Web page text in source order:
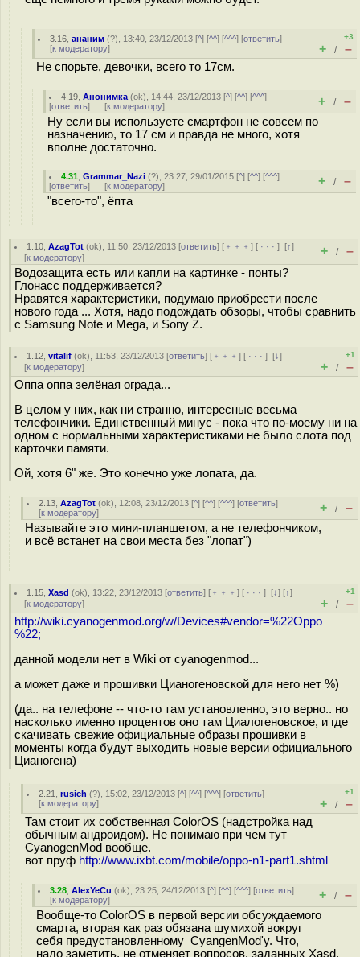
3.16 ,ананим (?), 13:40, 23/12/2013 [^] [^^] [^^^] [ответить]
[к модератору]
+3
+ / –
Не спорьте, девочки, всего то 17см.
4.19 ,Анонимка (ok), 14:44, 23/12/2013 [^] [^^] [^^^]
[ответить] [к модератору] + / –
Ну если вы используете смартфон не совсем по
назначению, то 17 см и правда не много, хотя
вполне достаточно.
4.31 ,Grammar_Nazi (?), 23:27, 29/01/2015 [^] [^^] [^^^]
[ответить] [к модератору] + / –
"всего-то", ёпта
1.10 ,AzagTot (ok), 11:50, 23/12/2013 [ответить] [ ﹢﹢﹢] [ · · ·][↑]
[к модератору] + / –
Водозащита есть или капли на картинке - понты?
Глонасс поддерживается?
Нравятся характеристики, подумаю приобрести после
нового года ... Хотя, надо подождать обзоры, чтобы сравнить
с Samsung Note и Mega, и Sony Z.
1.12 ,vitalif (ok), 11:53, 23/12/2013 [ответить] [ ﹢﹢﹢] [ · · ·][↓]
[к модератору]
+1
+ / –
Оппа оппа зелёная ограда...
В целом у них, как ни странно, интересные весьма
телефончики. Единственный минус - пока что по-моему ни на
одном с нормальными характеристиками не было слота под
карточки памяти.
Ой, хотя 6" же. Это конечно уже лопата, да.
2.13 ,AzagTot (ok), 12:08, 23/12/2013 [^] [^^] [^^^] [ответить]
[к модератору] + / –
Называйте это мини-планшетом, а не телефончиком,
и всё встанет на свои места без "лопат")
1.15 ,Xasd (ok), 13:22, 23/12/2013 [ответить] [ ﹢﹢﹢] [ · · ·][↓] [↑]
[к модератору]
+1
+ / –
http://wiki.cyanogenmod.org/w/Devices#vendor=%22Oppo
%22;
данной модели нет в Wiki от cyanogenmod...
а может даже и прошивки Цианогеновской для него нет %)
(да.. на телефоне -- что-то там установленно, это верно.. но
насколько именно процентов оно там Циалогеновское, и где
скачивать свежие официальные образы прошивки в
моменты когда будут выходить новые версии официального
Цианогена)
2.21 ,rusich (?), 15:02, 23/12/2013 [^] [^^] [^^^] [ответить]
[к модератору]
+1
+ / –
Там стоит их собственная ColorOS (надстройка над
обычным андроидом). Не понимаю при чем тут
CyanogenMod вообще.
вот пруф http://www.ixbt.com/mobile/oppo-n1-part1.shtml
3.28 ,AlexYeCu (ok), 23:25, 24/12/2013 [^] [^^] [^^^] [ответить]
[к модератору] + / –
Вообще-то ColorOS в первой версии обсуждаемого
смарта, вторая как раз обязана шумихой вокруг
себя предустановленному CyangenMod'у. Что,
надо заметить, не отменяет вопросов, заданных Xasd.